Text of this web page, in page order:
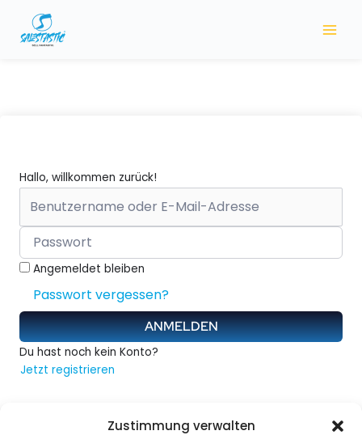
Zustimmung verwalten
Inhalt
springen
Hallo, willkommen zurück!
Angemeldet bleiben
Passwort vergessen?
ANMELDEN
Du hast noch kein Konto?
Jetzt registrieren